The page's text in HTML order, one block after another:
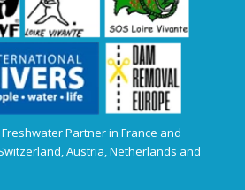
Freshwater Partner in France and
Austria, Netherlands and